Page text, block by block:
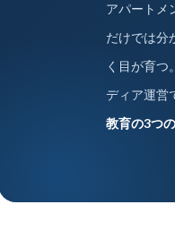
アパートメ
だけでは分
く目が育
ディア運営
教育の3つ